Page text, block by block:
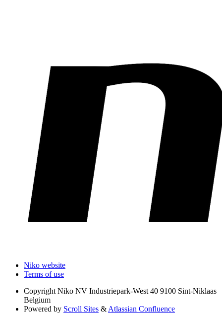
Niko website
Terms of use
Copyright Niko NV Industriepark-West 40 9100 Sint-Niklaas
Belgium
Powered by Scroll Sites &Atlassian Confluence